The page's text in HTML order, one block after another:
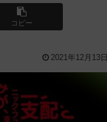
コピー
2021年12月13日